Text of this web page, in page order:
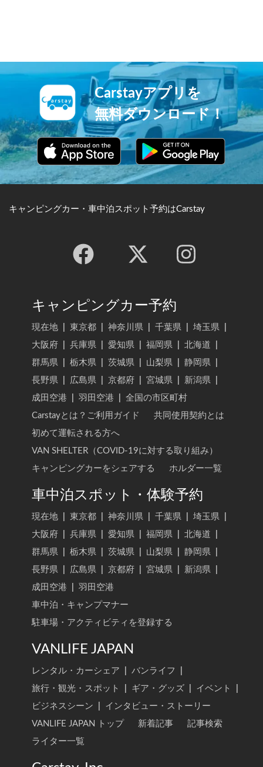
たと言われています。長く続
く参道の石段は奥社まで
1368段もあります。
Carstayアプリを
無料ダウンロード！
キャンピングカー・車中泊スポット予約はCarstay
キャンピングカー予約
現在地 東京都 神奈川県 千葉県 埼玉県
大阪府
兵庫県 愛知県 福岡県 北海道
群馬県
栃木県 茨城県 山梨県 静岡県
長野県
広島県 京都府 宮城県 新潟県
成田空港
羽田空港
全国の市区町村
Carstayとは？ご利用ガイド
共同使用契約とは
初めて運転される方へ
VAN SHELTER（COVID-19に対する取り組み）
キャンピングカーをシェアする
ホルダー一覧
車中泊スポット・体験予約
現在地 東京都 神奈川県 千葉県 埼玉県
大阪府
兵庫県 愛知県 福岡県 北海道
群馬県
栃木県 茨城県 山梨県 静岡県
長野県
広島県 京都府 宮城県 新潟県
成田空港
羽田空港
車中泊・キャンプマナー
駐車場・アクティビティを登録する
VANLIFE JAPAN
レンタル・カーシェア バンライフ
旅行・観光・スポット
ギア・グッズ イベント
ビジネスシーン
インタビュー・ストーリー
VANLIFE JAPAN トップ
新着記事
記事検索
ライター一覧